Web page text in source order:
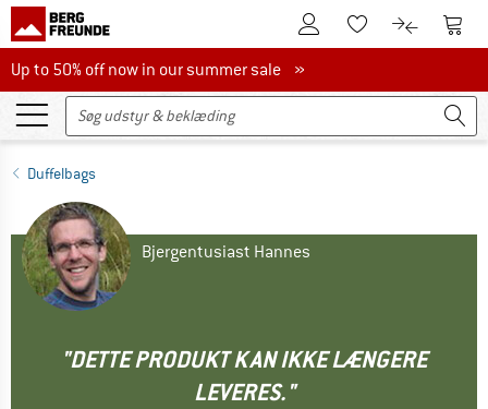
Til kundekontoenTil huskesedlen.
Til Til
Up to 50% off now in our summer sale
Up to 50% off now in our summer sale »
Duffelbags
Bjergentusiast Hannes
"DETTE PRODUKT KAN IKKE LÆNGERE
LEVERES."